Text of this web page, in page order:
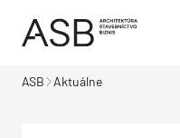
ASB Aktuálne